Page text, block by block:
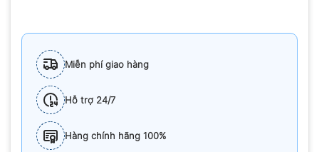
Miễn phí giao hàng
Hỗ trợ 24/7
Hàng chính hãng 100%